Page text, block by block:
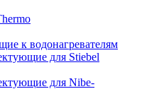
к водонагревателям
для Stiebel
для Nibe-